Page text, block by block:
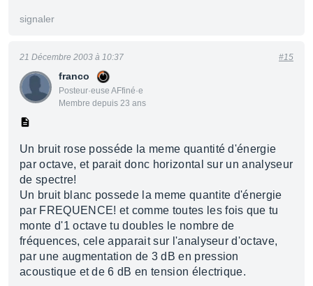
signaler
franco
Posteur·euse AFfiné·e
Membre depuis 23 ans
21 Décembre 2003 à 10:37 #15
Un bruit rose posséde la meme quantité d'énergie
par octave, et parait donc horizontal sur un analyseur
de spectre!
Un bruit blanc possede la meme quantite d'énergie
par FREQUENCE! et comme toutes les fois que tu
monte d'1 octave tu doubles le nombre de
fréquences, cele apparait sur l'analyseur d'octave,
par une augmentation de 3 dB en pression
acoustique et de 6 dB en tension électrique.